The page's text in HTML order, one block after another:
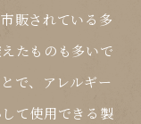
販されている多
たものも多いで
で、アレルギー
て使用できる製